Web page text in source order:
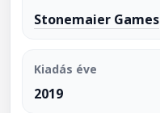
Stonemaier Games
Kiadás éve
2019